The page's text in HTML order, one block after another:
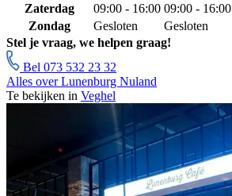
Zaterdag
09:00 - 16:00 09:00 - 16:00
Zondag
Gesloten
Gesloten
Stel je vraag, we helpen graag!
Bel 073 532 23 32
Alles over Lunenburg Nuland
Te bekijken in Veghel